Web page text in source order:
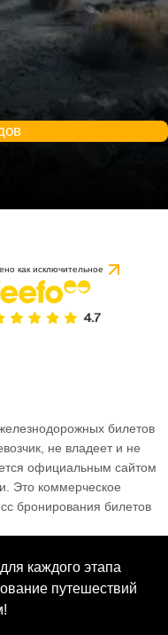
как исключительное
билетов
не владеет и не
официальным сайтом
Это коммерческое
бронирования билетов
каждого этапа
путешествий